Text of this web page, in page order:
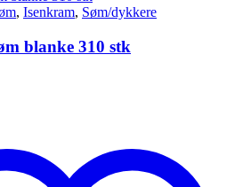
, Isenkram, Søm/dykkere
blanke 310 stk